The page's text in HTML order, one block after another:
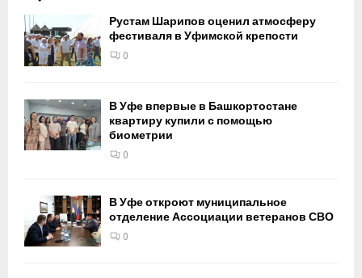
Рустам Шарипов оценил атмосферу
фестиваля в Уфимской крепости
0
В Уфе впервые в Башкортостане
квартиру купили с помощью
биометрии
0
В Уфе откроют муниципальное
отделение Ассоциации ветеранов СВО
0